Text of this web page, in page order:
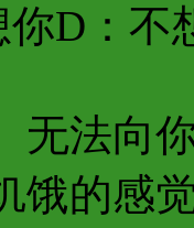
D：不
法向
饿的感